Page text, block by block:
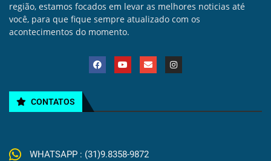
região, estamos focados em levar as melhores noticias até
você, para que fique sempre atualizado com os
acontecimentos do momento.
CONTATOS
WHATSAPP : (31)9.8358-9872